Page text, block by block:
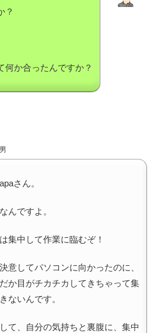
？
何か合ったんですか？
さん。
んですよ。
集中して作業に臨むぞ！
意してパソコンに向かったのに、
か目がチカチカしてきちゃって集
ないんです。
て、自分の気持ちと裏腹に、集中